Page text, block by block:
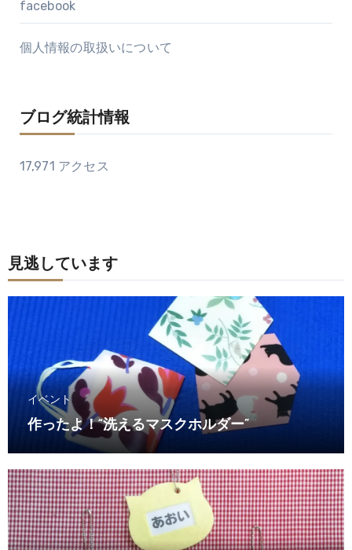
facebook
個人情報の取扱いについて
ブログ統計情報
17,971 アクセス
見逃しています
イベント
作ったよ！“洗えるマスクホルダー”